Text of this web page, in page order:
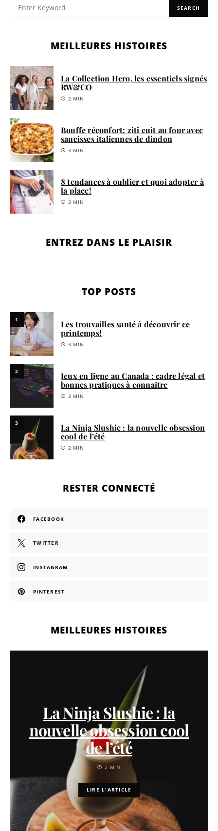
SEARCH
MEILLEURES HISTOIRES
La Collection Hero, les essentiels signés
RW&CO
2 MIN
Bouffe réconfort: ziti cuit au four avec
saucisses italiennes de dindon
3 MIN
8 tendances à oublier et quoi adopter à
la place!
3 MIN
ENTREZ DANS LE PLAISIR
TOP POSTS
1
Les trouvailles santé à découvrir ce
printemps!
3 MIN
2
Jeux en ligne au Canada : cadre légal et
bonnes pratiques à connaître
3 MIN
3
La Ninja Slushie : la nouvelle obsession
cool de l’été
2 MIN
RESTER CONNECTÉ
FACEBOOK
TWITTER
INSTAGRAM
PINTEREST
MEILLEURES HISTOIRES
La Ninja Slushie : la
nouvelle obsession cool
de l’été
2 MIN
LIRE L'ARTICLE